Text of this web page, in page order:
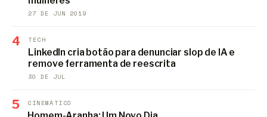
27 DE JUN 2019
4 TECH
LinkedIn cria botão para denunciar slop de IA e
remove ferramenta de reescrita
30 DE JUL
5 CINEMÁTICO